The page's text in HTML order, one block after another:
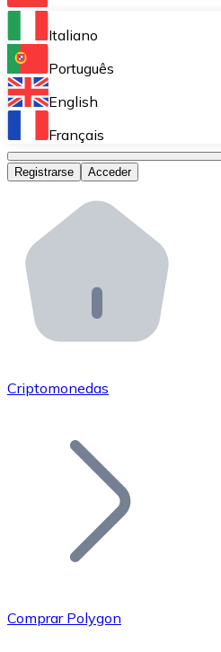
Bitnovo Ramp
Integra nuestra solución
Bitnovo Giftcards
Bitnovo OTC
Bitnovo ATM
Integra un ATM Bitnovo
Bitnovo API
Integra nuestra API en tu
Únete a nuestra red de
Añade tu proyecto a
Italiano
Português
English
Français
Registrarse Acceder
Criptomonedas
Comprar Polygon